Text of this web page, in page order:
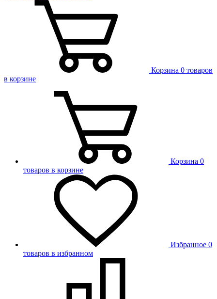
Корзина 0 товаров
в корзине
Корзина 0
товаров в корзине
Избранное 0
товаров в избранном